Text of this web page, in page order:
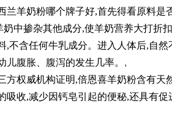
兰羊奶粉哪个牌子好,首先得看原料是
奶中掺杂其他成分,使羊奶营养大打折
,不含任何牛乳成分。进入人体后,自
儿腹胀、腹泻的发生几率。 ,
方权威机构证明,倍恩喜羊奶粉含有天
吸收,减少因钙皂引起的便秘,还具有促